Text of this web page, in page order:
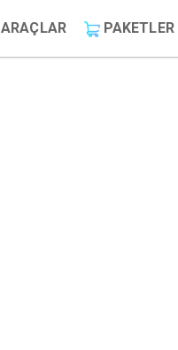
ARAÇLAR PAKETLER